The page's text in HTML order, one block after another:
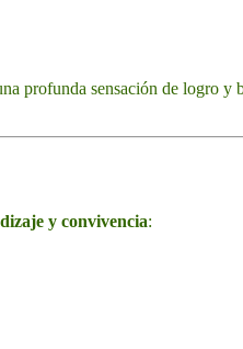
profunda sensación de logro y
y convivencia: